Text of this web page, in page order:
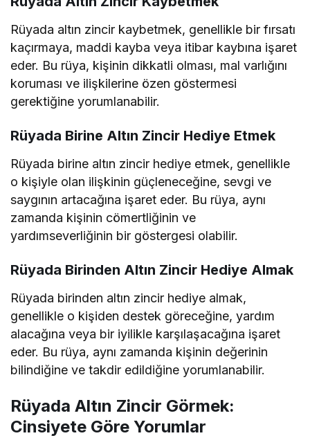
Rüyada altın zincir kaybetmek, genellikle bir fırsatı
kaçırmaya, maddi kayba veya itibar kaybına işaret
eder. Bu rüya, kişinin dikkatli olması, mal varlığını
koruması ve ilişkilerine özen göstermesi
gerektiğine yorumlanabilir.
Rüyada Birine Altın Zincir Hediye Etmek
Rüyada birine altın zincir hediye etmek, genellikle
o kişiyle olan ilişkinin güçleneceğine, sevgi ve
saygının artacağına işaret eder. Bu rüya, aynı
zamanda kişinin cömertliğinin ve
yardımseverliğinin bir göstergesi olabilir.
Rüyada Birinden Altın Zincir Hediye Almak
Rüyada birinden altın zincir hediye almak,
genellikle o kişiden destek göreceğine, yardım
alacağına veya bir iyilikle karşılaşacağına işaret
eder. Bu rüya, aynı zamanda kişinin değerinin
bilindiğine ve takdir edildiğine yorumlanabilir.
Rüyada Altın Zincir Görmek:
Cinsiyete Göre Yorumlar